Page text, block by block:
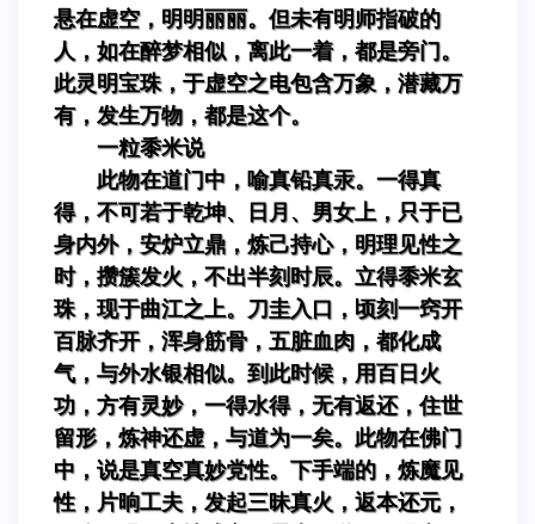
悬在虚空，明明丽丽。但未有明师指破的
人，如在醉梦相似，离此一着，都是旁门。
此灵明宝珠，于虚空之电包含万象，潜藏万
有，发生万物，都是这个。
一粒黍米说
此物在道门中，喻真铅真汞。一得真
得，不可若于乾坤、日月、男女上，只于已
身内外，安炉立鼎，炼己持心，明理见性之
时，攒簇发火，不出半刻时辰。立得黍米玄
珠，现于曲江之上。刀圭入口，顷刻一窍开
百脉齐开，浑身筋骨，五脏血肉，都化成
气，与外水银相似。到此时候，用百日火
功，方有灵妙，一得水得，无有返还，住世
留形，炼神还虚，与道为一矣。此物在佛门
中，说是真空真妙党性。下手端的，炼魔见
性，片晌工夫，发起三昧真火，返本还元，